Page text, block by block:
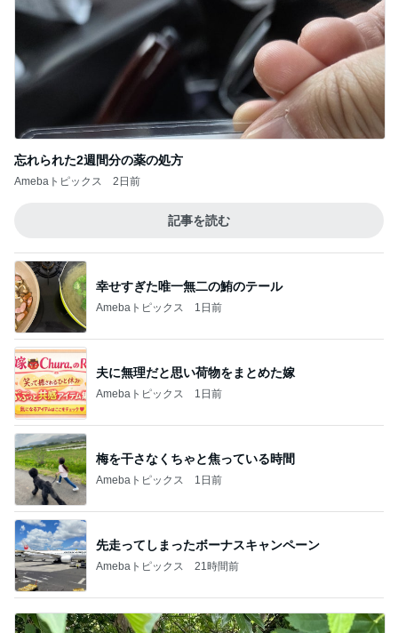
忘れられた2週間分の薬の処方
Amebaトピックス 2日前
記事を読む
幸せすぎた唯一無二の鮪のテール
Amebaトピックス 1日前
夫に無理だと思い荷物をまとめた嫁
Amebaトピックス 1日前
梅を干さなくちゃと焦っている時間
Amebaトピックス 1日前
先走ってしまったボーナスキャンペーン
Amebaトピックス 21時間前